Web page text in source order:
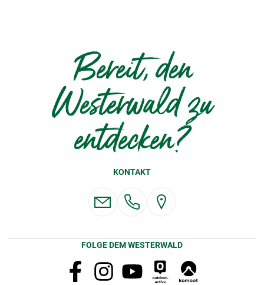
Bereit, den
Westerwald zu
entdecken?
KONTAKT
FOLGE DEM WESTERWALD